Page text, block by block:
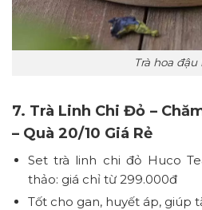
Trà hoa đậu
7. Trà Linh Chi Đỏ –
– Quà 20/10 Giá Rẻ
Set trà linh chi đỏ Huco
thảo: giá chỉ từ 299.000đ
Tốt cho gan, huyết áp, giúp